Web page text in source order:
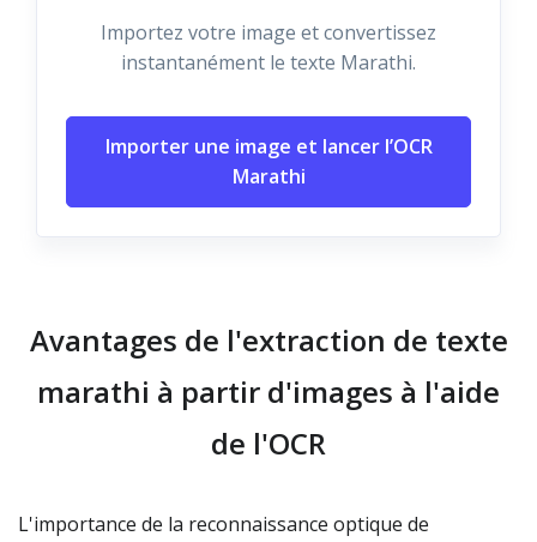
Importez votre image et convertissez
instantanément le texte Marathi.
Importer une image et lancer l’OCR
Marathi
Avantages de l'extraction de texte
marathi à partir d'images à l'aide
de l'OCR
L'importance de la reconnaissance optique de